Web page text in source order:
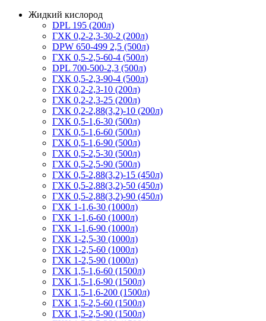
Жидкий кислород
DPL 195 (200л)
ГХК 0,2-2,3-30-2 (200л)
DPW 650-499 2,5 (500л)
ГХК 0,5-2,5-60-4 (500л)
DPL 700-500-2,3 (500л)
ГХК 0,5-2,3-90-4 (500л)
ГХК 0,2-2,3-10 (200л)
ГХК 0,2-2,3-25 (200л)
ГХК 0,2-2,88(3,2)-10 (200л)
ГХК 0,5-1,6-30 (500л)
ГХК 0,5-1,6-60 (500л)
ГХК 0,5-1,6-90 (500л)
ГХК 0,5-2,5-30 (500л)
ГХК 0,5-2,5-90 (500л)
ГХК 0,5-2,88(3,2)-15 (450л)
ГХК 0,5-2,88(3,2)-50 (450л)
ГХК 0,5-2,88(3,2)-90 (450л)
ГХК 1-1,6-30 (1000л)
ГХК 1-1,6-60 (1000л)
ГХК 1-1,6-90 (1000л)
ГХК 1-2,5-30 (1000л)
ГХК 1-2,5-60 (1000л)
ГХК 1-2,5-90 (1000л)
ГХК 1,5-1,6-60 (1500л)
ГХК 1,5-1,6-90 (1500л)
ГХК 1,5-1,6-200 (1500л)
ГХК 1,5-2,5-60 (1500л)
ГХК 1,5-2,5-90 (1500л)